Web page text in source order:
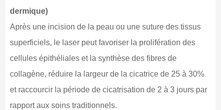
dermique)
Après une incision de la peau ou une suture des tissus
superficiels, le laser peut favoriser la prolifération des
cellules épithéliales et la synthèse des fibres de
collagène, réduire la largeur de la cicatrice de 25 à 30%
et raccourcir la période de cicatrisation de 2 à 3 jours par
rapport aux soins traditionnels.